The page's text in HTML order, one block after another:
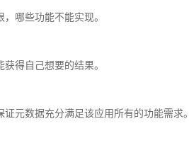
哪些功能不能实现。
得自己想要的结果。
元数据充分满足该应用所有的功能需求。